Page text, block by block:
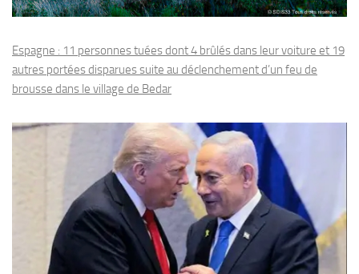
Espagne : 11 personnes tuées dont 4 brûlés dans leur voiture et 19
autres portées disparues suite au déclenchement d’un feu de
brousse dans le village de Bedar